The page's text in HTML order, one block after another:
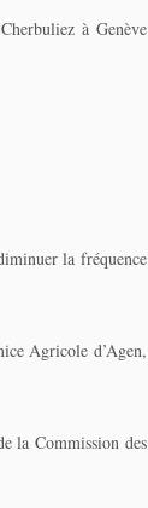
à Genève
la fréquence
Agricole d’Agen,
la Commission des